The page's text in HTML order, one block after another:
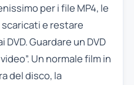
per i file MP4, le
e restare
Guardare un DVD
Un normale film in
del disco, la